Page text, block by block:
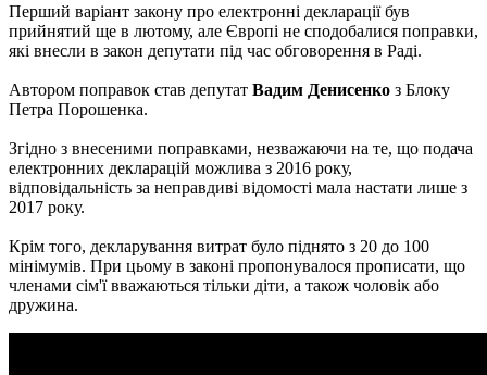
Перший варіант закону про електронні декларації був
прийнятий ще в лютому, але Європі не сподобалися поправки,
які внесли в закон депутати під час обговорення в Раді.
Автором поправок став депутат Вадим Денисенко з Блоку
Петра Порошенка.
Згідно з внесеними поправками, незважаючи на те, що подача
електронних декларацій можлива з 2016 року,
відповідальність за неправдиві відомості мала настати лише з
2017 року.
Крім того, декларування витрат було піднято з 20 до 100
мінімумів. При цьому в законі пропонувалося прописати, що
членами сім'ї вважаються тільки діти, а також чоловік або
дружина.